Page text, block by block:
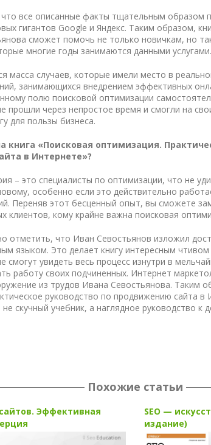
все описанные факты тщательным образом
гигантов Google и Яндекс. Таким образом,
сможет помочь не только новичкам, но
многие годы занимаются данными услугами.
масса случаев, которые имели место в
занимающихся внедрением эффективных
полю поисковой оптимизации
прошли через непростое время и смогли на
для пользы бизнеса.
книга «Поисковая оптимизация.
в Интернете»?
– это специалисты по оптимизации, что не
особенно если это действительно
Переняв этот бесценный опыт, вы сможете
клиентов, кому крайне важна поисковая
отметить, что Иван Севостьянов изложил
языком. Это делает книгу интересным чтивом
смогут увидеть весь процесс изнутри в
работу своих подчиненных. Интернет
из трудов Ивана Севостьянова. Таким
руководство по продвижению сайта в
скучный учебник, а наглядное руководство к
Похожие статьи
Эффективная
SEO —
издание)